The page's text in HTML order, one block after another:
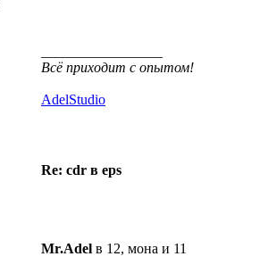
Всё приходит с опытом!
AdelStudio
Re: cdr в eps
Mr.Adel в 12, мона и 11